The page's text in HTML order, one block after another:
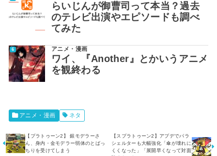
らいじんが御曹司って本当？過去
のテレビ出演やエピソードも調べ
てみた
アニメ・漫画
ワイ、『Another』とかいうアニメ
を観終わる
アニメ・漫画 ネタ
【プラトゥーン2】 銀モデラーさ
ん、身内・金モデラー弱体のとばっ
ちりを受けてしまう
【スプラトゥーン2】アプデでパラ
シェルターも大幅強化「傘が壊れに
くくなった」「展開早くなって対面